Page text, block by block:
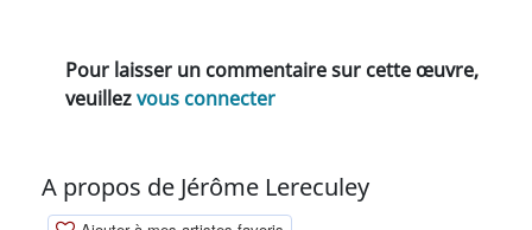
Pour laisser un commentaire sur cette œuvre,
veuillezvous connecter
A propos de Jérôme Lereculey